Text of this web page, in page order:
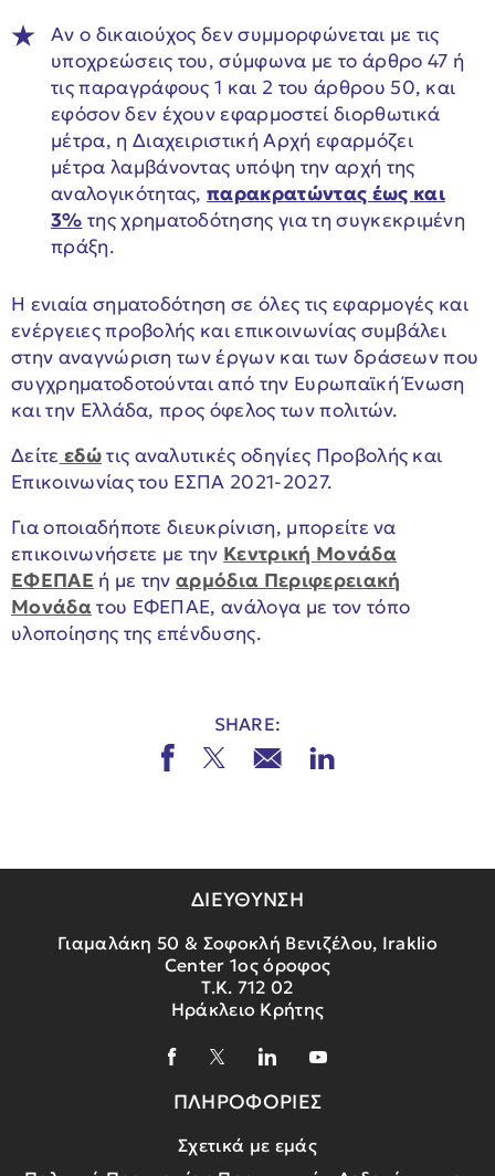
Αν ο δικαιούχος δεν συμμορφώνεται με τις
υποχρεώσεις του, σύμφωνα με το άρθρο 47 ή
τις παραγράφους 1 και 2 του άρθρου 50, και
εφόσον δεν έχουν εφαρμοστεί διορθωτικά
μέτρα, η Διαχειριστική Αρχή εφαρμόζει
μέτρα λαμβάνοντας υπόψη την αρχή της
αναλογικότητας,παρακρατώντας έως και
3% της χρηματοδότησης για τη συγκεκριμένη
πράξη.
Η ενιαία σηματοδότηση σε όλες τις εφαρμογές και
ενέργειες προβολής και επικοινωνίας συμβάλει
στην αναγνώριση των έργων και των δράσεων που
συγχρηματοδοτούνται από την Ευρωπαϊκή Ένωση
και την Ελλάδα, προς όφελος των πολιτών.
Δείτε εδώτις αναλυτικές οδηγίες Προβολής και
Επικοινωνίας του ΕΣΠΑ 2021-2027.
Για οποιαδήποτε διευκρίνιση, μπορείτε να
επικοινωνήσετε με την Κεντρική Μονάδα
ΕΦΕΠΑΕ ή με τηναρμόδια Περιφερειακή
Μονάδατου ΕΦΕΠΑΕ, ανάλογα με τον τόπο
υλοποίησης της επένδυσης.
SHARE:
ΔΙΕΥΘΥΝΣΗ
Γιαμαλάκη 50 & Σοφοκλή Βενιζέλου, Iraklio
Center 1ος όροφος
Τ.Κ. 712 02
Ηράκλειο Κρήτης
ΠΛΗΡΟΦΟΡΙΕΣ
Σχετικά με εμάς